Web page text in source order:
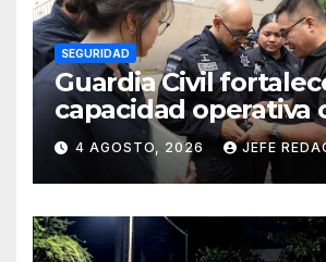
SEGURIDAD
Guardia Civil
capacidad operativa
formación táctica en
4 AGOSTO, 2026 JEFE